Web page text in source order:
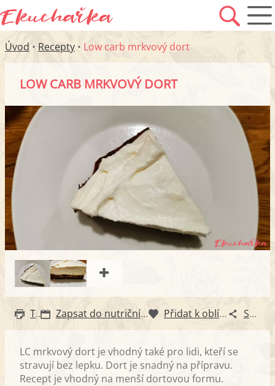
Úvod • Recepty • Low carb mrkvový dort
LOW CARB MRKVOVÝ DORT
Tisk Zapsat do nutričního diáře Přidat k oblíbeným Sdílet
LC mrkvový dort je vhodný také pro lidi, kteří se
stravují bez lepku. Dort je snadný na přípravu.
Recept je vhodný na menší dortovou formu.